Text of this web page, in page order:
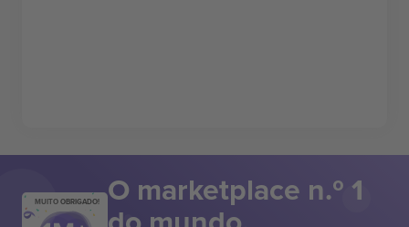
MUITO OBRIGADO! O marketplace n.º 1